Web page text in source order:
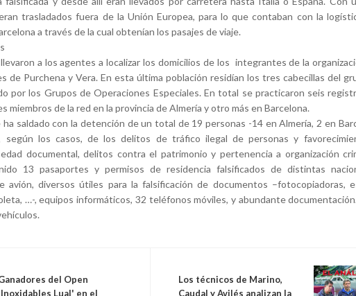
trasladados fuera de la Unión Europea, para lo que contaban con la
a través de la cual obtenían los pasajes de viaje.
a los agentes a localizar los domicilios de los integrantes de la
de Purchena y Vera. En esta última población residían los tres cabecillas del
por los Grupos de Operaciones Especiales. En total se practicaron seis
miembros de la red en la provincia de Almería y otro más en Barcelona.
saldado con la detención de un total de 19 personas -14 en Almería, 2 en
según los casos, de los delitos de tráfico ilegal de personas y
documental, delitos contra el patrimonio y pertenencia a organización
13 pasaportes y permisos de residencia falsificados de distintas
avión, diversos útiles para la falsificación de documentos –fotocopiadoras,
…-, equipos informáticos, 32 teléfonos móviles, y abundante
del Open
Lual' en el
Los técnicos de Marino,
Caudal y Avilés analizan la